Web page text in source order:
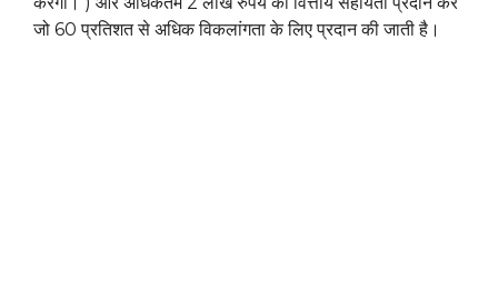
जो 60 प्रतिशत से अधिक विकलांगता के लिए प्रदान की जाती है।